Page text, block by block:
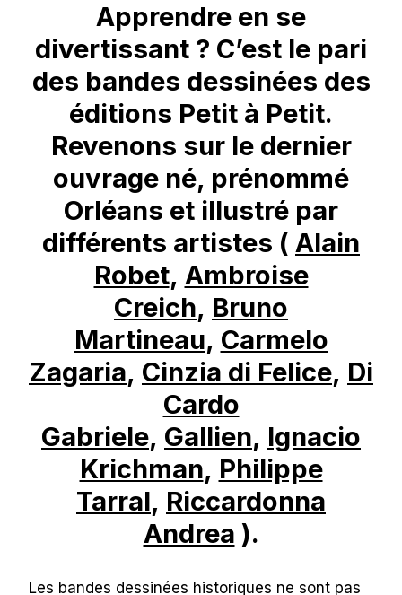
L’HISTOIRE
VILLES
Apprendre en se
divertissant ? C’est le pari
des bandes dessinées des
éditions Petit à Petit.
Revenons sur le dernier
ouvrage né, prénommé
Orléans et illustré par
différents artistes ( Alain
Robet, Ambroise
Creich, Bruno
Martineau, Carmelo
Zagaria, Cinzia di Felice, Di
Cardo
Gabriele, Gallien, Ignacio
Krichman, Philippe
Tarral, Riccardonna
Andrea ).
Les bandes dessinées historiques ne sont pas